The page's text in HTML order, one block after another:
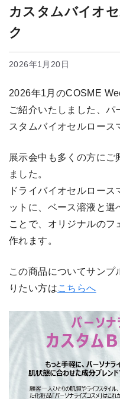
カスタムバイオ
ク
2026年1月20日
2026年1月のCOSME
ご紹介いたしました、パ
スタムバイオセルロース
展示会中も多くの方にご
ました。
ドライバイオセルロー
ットに、ベース溶液と選
ことで、オリジナルのフ
作れます。
この商品についてサンプ
りたい方はこちらへ